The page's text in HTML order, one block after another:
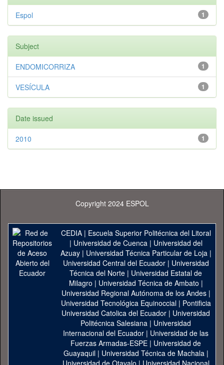
1
Espol
Subject
1
ENDOMICORRIZA
1
VESÍCULA
Date issued
1
2010
Copyright 2024 ESPOL
CEDIA| Escuela Superior Politécnica del Litoral
| Universidad de Cuenca| Universidad del
Azuay| Universidad Técnica Particular de Loja|
Universidad Central del Ecuador| Universidad
Técnica del Norte | Universidad Estatal de
Milagro | Universidad Técnica de Ambato |
Universidad Regional Autónoma de los Andes|
Universidad Tecnológica Equinoccial| Pontificia
Universidad Catolica del Ecuador | Universidad
Politécnica Salesiana | Universidad
Internacional del Ecuador | Universidad de las
Fuerzas Armadas-ESPE | Universidad de
Guayaquil| Universidad Técnica de Machala|
Universidad de Otavalo | Universidad Nacional